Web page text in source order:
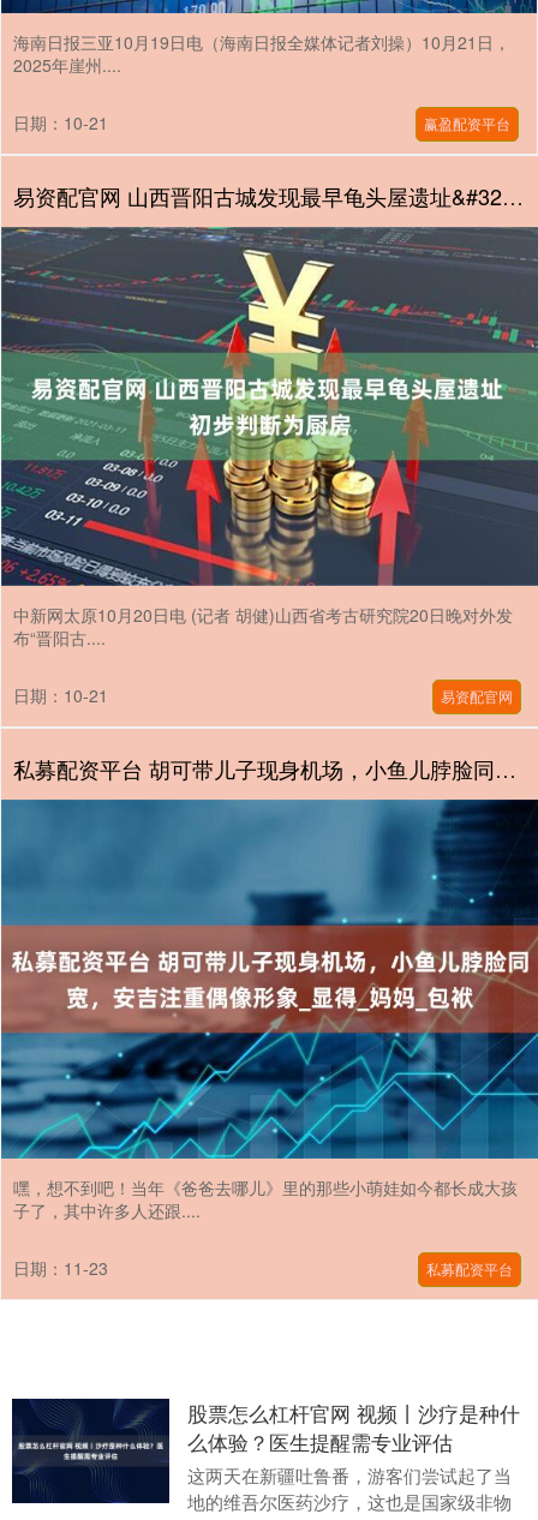
海南日报三亚10月19日电（海南日报全媒体记者刘操）10月21日，
2025年崖州....
日期：10-21 赢盈配资平台
易资配官网 山西晋阳古城发现最早龟头屋遗址&#32;初步判断为厨房
中新网太原10月20日电 (记者 胡健)山西省考古研究院20日晚对外发
布“晋阳古....
日期：10-21 易资配官网
私募配资平台 胡可带儿子现身机场，小鱼儿脖脸同宽，安吉注重偶像形象_显得_妈妈_包袱
嘿，想不到吧！当年《爸爸去哪儿》里的那些小萌娃如今都长成大孩
子了，其中许多人还跟....
日期：11-23 私募配资平台
股票怎么杠杆官网 视频丨沙疗是种什
么体验？医生提醒需专业评估
这两天在新疆吐鲁番，游客们尝试起了当
地的维吾尔医药沙疗，这也是国家级非物